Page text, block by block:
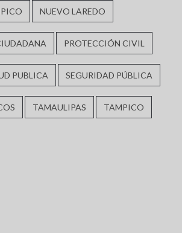
NUEVO LAREDO
PROTECCIÓN CIVIL
PUBLICA SEGURIDAD PÚBLICA
TAMAULIPAS TAMPICO